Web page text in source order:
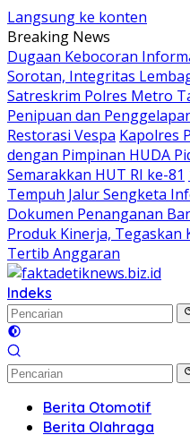
Langsung ke konten
Breaking News
Dugaan Kebocoran
Sorotan, Integritas
Satreskrim Polres Metro
Penipuan dan
Restorasi Vespa Kapolres
dengan Pimpinan HUDA
Semarakkan HUT RI ke-81
Tempuh Jalur Sengketa
Dokumen Penanganan
Produk Kinerja, Tegaskan
Tertib Anggaran
Indeks
Berita Otomotif
Berita Olahraga